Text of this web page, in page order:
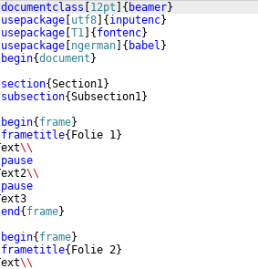
12pt { beamer}
utf8 { inputenc}
T1 { fontenc}
ngerman { babel }
{document }
{Section1}
{Subsection1}
{ frame}
{ Folie 1}
\\
\\
{ frame}
{ frame}
{ Folie 2}
\\